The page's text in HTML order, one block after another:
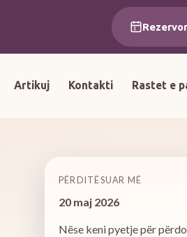
Artikuj Kontakti Rastet e
PËRDITËSUAR MË
20 maj 2026
Nëse keni pyetje për